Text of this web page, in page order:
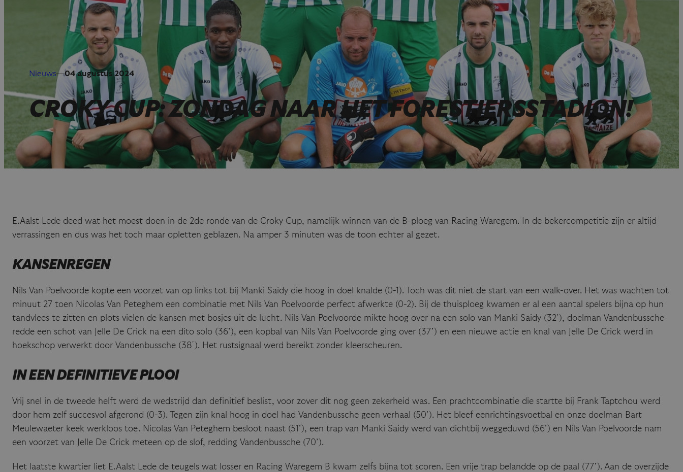
Nieuws—04 augustus 2024
CROKY CUP: ZONDAG NAAR HET FORESTIERSSTADION!
E.Aalst Lede deed wat het moest doen in de 2de ronde van de Croky Cup, namelijk winnen van de B-ploeg van Racing Waregem. In de bekercompetitie zijn er altijd
verrassingen en dus was het toch maar opletten geblazen. Na amper 3 minuten was de toon echter al gezet.
KANSENREGEN
Nils Van Poelvoorde kopte een voorzet van op links tot bij Manki Saidy die hoog in doel knalde (0-1). Toch was dit niet de start van een walk-over. Het was wachten tot
minuut 27 toen Nicolas Van Peteghem een combinatie met Nils Van Poelvoorde perfect afwerkte (0-2). Bij de thuisploeg kwamen er al een aantal spelers bijna op hun
tandvlees te zitten en plots vielen de kansen met bosjes uit de lucht. Nils Van Poelvoorde mikte hoog over na een solo van Manki Saidy (32’), doelman Vandenbussche
redde een schot van Jelle De Crick na een dito solo (36’), een kopbal van Nils Van Poelvoorde ging over (37’) en een nieuwe actie en knal van Jelle De Crick werd in
hoekschop verwerkt door Vandenbussche (38′). Het rustsignaal werd bereikt zonder kleerscheuren.
IN EEN DEFINITIEVE PLOOI
Vrij snel in de tweede helft werd de wedstrijd dan definitief beslist, voor zover dit nog geen zekerheid was. Een prachtcombinatie die startte bij Frank Taptchou werd
door hem zelf succesvol afgerond (0-3). Tegen zijn knal hoog in doel had Vandenbussche geen verhaal (50’). Het bleef eenrichtingsvoetbal en onze doelman Bart
Meulewaeter keek werkloos toe. Nicolas Van Peteghem besloot naast (51’), een trap van Manki Saidy werd van dichtbij weggeduwd (56’) en Nils Van Poelvoorde nam
een voorzet van Jelle De Crick meteen op de slof, redding Vandenbussche (70’).
Het laatste kwartier liet E.Aalst Lede de teugels wat losser en Racing Waregem B kwam zelfs bijna tot scoren. Een vrije trap belandde op de paal (77’). Aan de overzijde